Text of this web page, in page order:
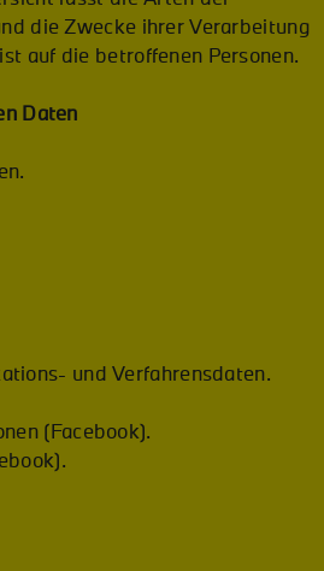
die Zwecke ihrer Verarbeitung
auf die betroffenen Personen.
Daten
und Verfahrensdaten.
(Facebook).